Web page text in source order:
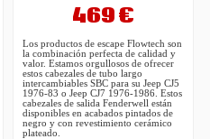
469 €
Los productos de escape Flowtech son
la combinación perfecta de calidad y
valor. Estamos orgullosos de ofrecer
estos cabezales de tubo largo
intercambiables SBC para su Jeep CJ5
1976-83 o Jeep CJ7 1976-1986. Estos
cabezales de salida Fenderwell están
disponibles en acabados pintados de
negro y con revestimiento cerámico
plateado.